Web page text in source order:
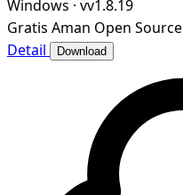
Windows · vv1.8.19
Gratis Aman Open Source
Detail
Download